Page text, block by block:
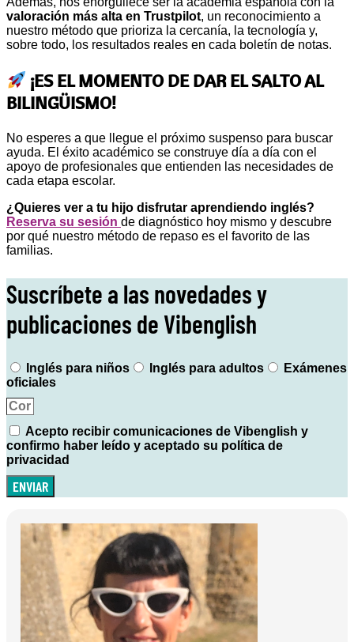
valoración más alta en Trustpilot, un reconocimiento a
nuestro método que prioriza la cercanía, la tecnología y,
sobre todo, los resultados reales en cada boletín de notas.
¡ES EL MOMENTO DE DAR EL SALTO AL
BILINGÜISMO!
No esperes a que llegue el próximo suspenso para buscar
ayuda. El éxito académico se construye día a día con el
apoyo de profesionales que entienden las necesidades de
cada etapa escolar.
¿Quieres ver a tu hijo disfrutar aprendiendo inglés?
Reserva su sesión de diagnóstico hoy mismo y descubre
por qué nuestro método de repaso es el favorito de las
familias.
Suscríbete a las novedades y
publicaciones de Vibenglish
Inglés para niños Inglés para adultos
Exámenes
oficiales
Acepto recibir comunicaciones de Vibenglish y
confirmo haber leído y aceptado su política de
privacidad
ENVIAR